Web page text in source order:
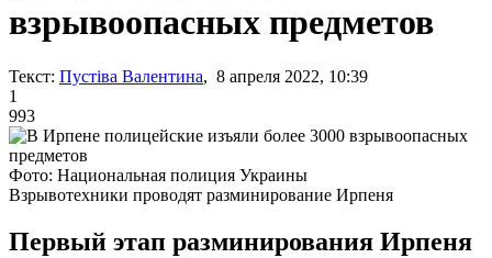
взрывоопасных предметов
Текст: Пустіва Валентина, 8 апреля 2022, 10:39
1
993
Фото: Национальная полиция Украины
Взрывотехники проводят разминирование Ирпеня
Первый этап разминирования Ирпеня